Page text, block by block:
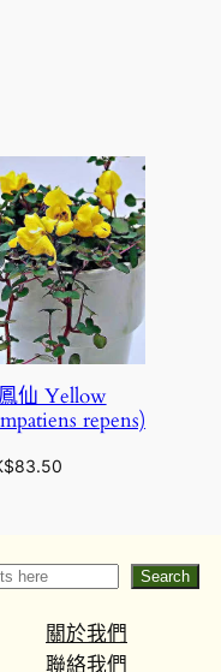
仙 Yellow
repens)
83.50
Search
關於我們
聯絡我們